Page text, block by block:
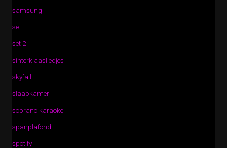
samsung
se
set 2
sinterklaasliedjes
skyfall
slaapkamer
soprano karaoke
spanplafond
spotify